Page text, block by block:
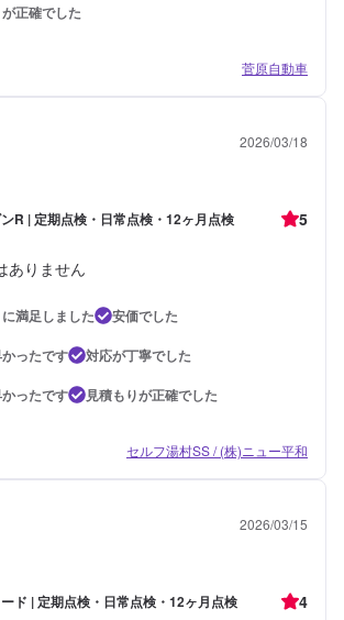
正確でした
菅原自動車
2026/03/18
R | 定期点検・日常点検・12ヶ月点検 5
ありません
満足しました
安価でした
ったです
対応が丁寧でした
ったです
見積もりが正確でした
セルフ湯村SS / (株)ニュー平和
2026/03/15
ド | 定期点検・日常点検・12ヶ月点検 4